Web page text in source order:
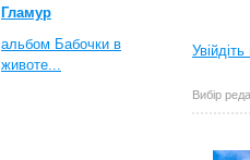
Гламур
альбом Бабочки в
животе...
Вибір